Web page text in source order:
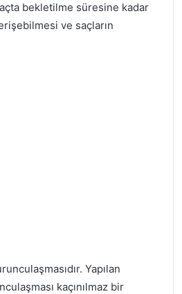
bekletilme süresine kadar
ve saçların
Yapılan
kaçınılmaz bir